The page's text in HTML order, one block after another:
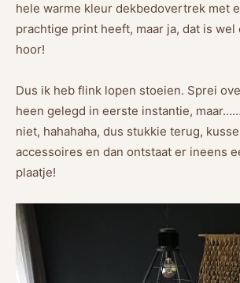
hele warme kleur dekbedovertrek met
prachtige print heeft, maar ja, dat is wel
hoor!
Dus ik heb flink lopen stoeien. Sprei
heen gelegd in eerste instantie,
niet, hahahaha, dus stukkie terug,
accessoires en dan ontstaat er ineens
plaatje!